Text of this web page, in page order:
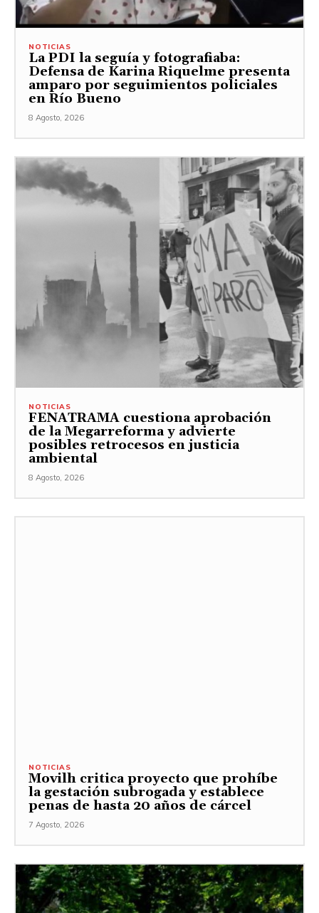
NOTICIAS
La PDI la seguía y fotografiaba:
Defensa de Karina Riquelme presenta
amparo por seguimientos policiales
en Río Bueno
8 Agosto, 2026
NOTICIAS
FENATRAMA cuestiona aprobación
de la Megarreforma y advierte
posibles retrocesos en justicia
ambiental
8 Agosto, 2026
NOTICIAS
Movilh critica proyecto que prohíbe
la gestación subrogada y establece
penas de hasta 20 años de cárcel
7 Agosto, 2026